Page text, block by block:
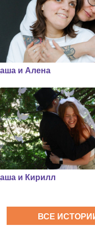
и Алена
и Кирилл
ВСЕ